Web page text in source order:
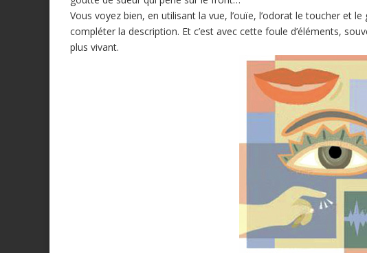
Vous voyez bien, en utilisant la vue, l’ouïe, l’odorat le toucher et
compléter la description. Et c’est avec cette foule d’éléments,
plus vivant.